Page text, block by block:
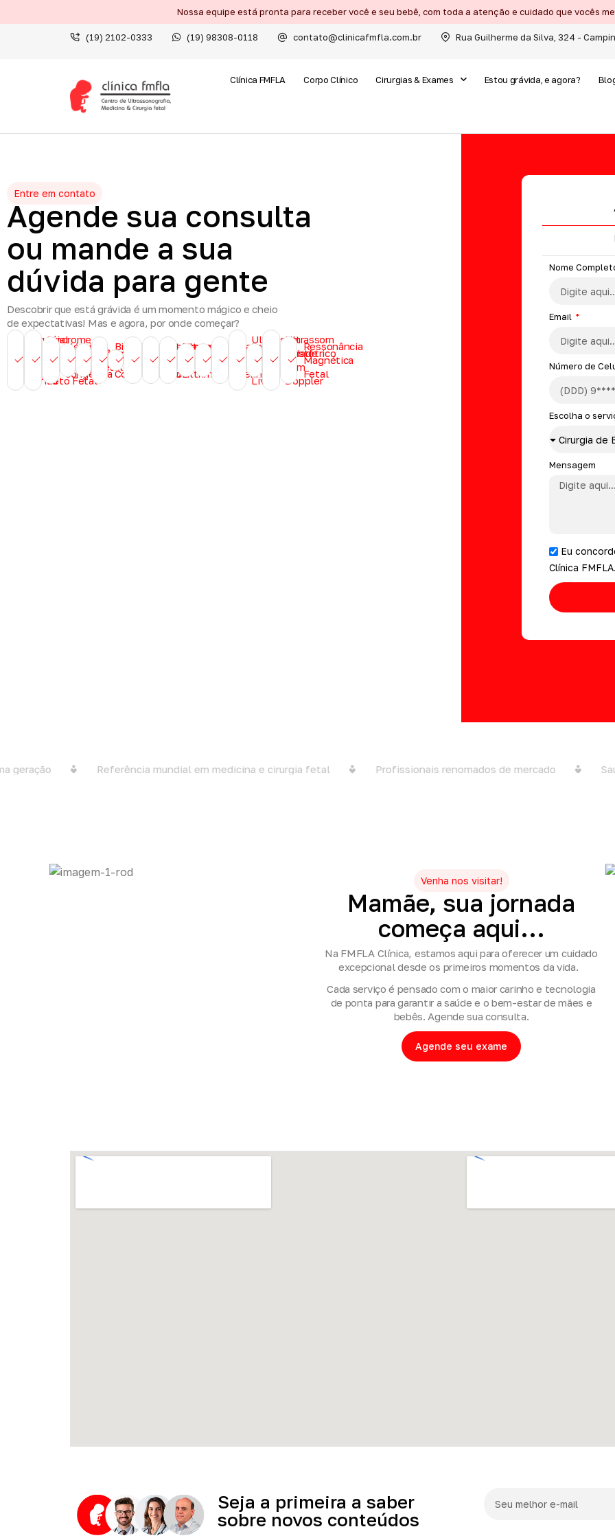
Nossa equipe está pronta para receber você e seu bebê, com toda a atenção e cuidado que vocês
(19) 2102-0333 (19) 98308-0118 contato@clinicafmfla.com.br Rua Guilherme da Silva, 324 -
Clínica FMFLA Corpo Clínico Cirurgias & Exames Estou grávida, e agora?
Entre em contato
Agende sua consulta
ou mande a sua
dúvida para gente
Descobrir que está grávida é um momento mágico e cheio
de expectativas! Mas e agora, por onde começar?
Cirurgia
Espinha
Bífida
Síndrome
Transfusão
Feto Fetal
Hérnia
diafragmática
congênita
Sequência
TRAP
Anemia
fetal
Biópsia
de Vilo
Corial
Amniocentese
Aconselhamento
ou Consulta 2ª
opinião
Ultrassom
gestação
inicial
Ultrassom
Morfológico
1° trimestre
Ultrassonografia
2º Semestre
Ecocardiografia
fetal
Avaliação
do colo
uterino
Ultrassom
3D, 4D ou
5D-HD
Live
Vitalidade
fetal
Ultrassom
Obstétrico
com
Doppler
Ressonância
Magnética
Fetal
Nome
Email
Número de
Escolha o
Mensagem
Eu
Clínica FMFLA.
Referência mundial em medicina e cirurgia fetal Profissionais renomados de mercado
Venha nos visitar!
Mamãe, sua jornada
começa aqui...
Na FMFLA Clínica, estamos aqui para oferecer um cuidado
excepcional desde os primeiros momentos da vida.
Cada serviço é pensado com o maior carinho e tecnologia
de ponta para garantir a saúde e o bem-estar de mães e
bebês. Agende sua consulta.
Agende seu exame
Seja a primeira a saber
sobre novos conteúdos